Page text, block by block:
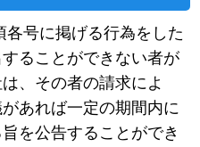
号に掲げる行為をした
ることができない者が
、その者の請求によ
あれば一定の期間内に
を公告することができ